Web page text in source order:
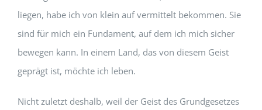
liegen, habe ich von klein auf vermittelt bekommen. Sie
sind für mich ein Fundament, auf dem ich mich sicher
bewegen kann. In einem Land, das von diesem Geist
geprägt ist, möchte ich leben.
Nicht zuletzt deshalb, weil der Geist des Grundgesetzes